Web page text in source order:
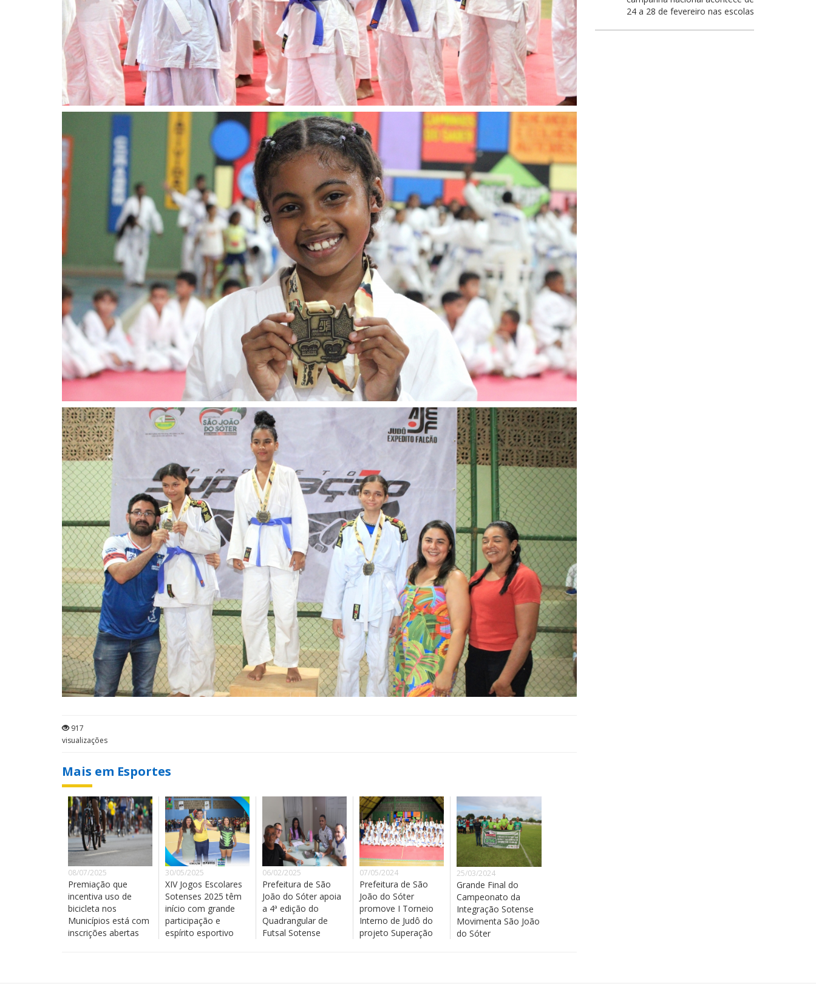
917
visualizações
Mais em Esportes
08/07/2025
Premiação que
incentiva uso de
bicicleta nos
Municípios está com
inscrições abertas
30/05/2025
XIV Jogos Escolares
Sotenses 2025 têm
início com grande
participação e
espírito esportivo
06/02/2025
Prefeitura de São
João do Sóter apoia
a 4ª edição do
Quadrangular de
Futsal Sotense
07/05/2024
Prefeitura de São
João do Sóter
promove I Torneio
Interno de Judô do
projeto Superação
25/03/2024
Grande Final do
Campeonato da
Integração Sotense
Movimenta São João
do Sóter
24 a 28 de fevereiro nas escolas